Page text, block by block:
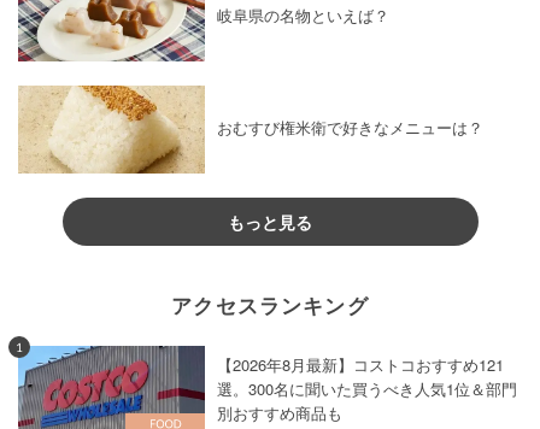
岐阜県の名物といえば？
おむすび権米衛で好きなメニューは？
もっと見る
アクセスランキング
1
【2026年8月最新】コストコおすすめ121
選。300名に聞いた買うべき人気1位＆部門
別おすすめ商品も